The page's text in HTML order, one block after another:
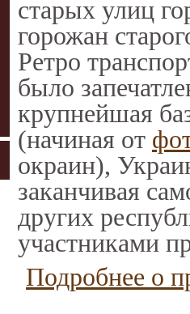
старых улиц
горожан
Ретро
было
крупнейшая
(начиная от
окраин),
заканчивая
других
участниками
Подробнее о